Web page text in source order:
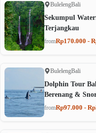
BulelengBali
Sekumpul
Terjangkau
fromRp170.000 -
BulelengBali
Dolphin Tour
Berenang &
fromRp97.000 -